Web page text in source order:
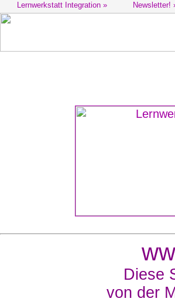
Lernwerkstatt Integration » Newsletter!
Diese
von der